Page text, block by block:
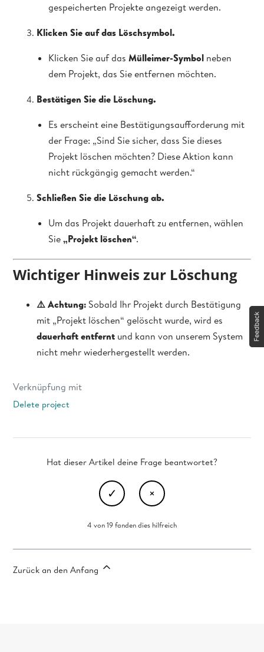
gespeicherten Projekte angezeigt werden.
Klicken Sie auf das Löschsymbol.
Klicken Sie auf dasMülleimer-Symbol neben
dem Projekt, das Sie entfernen möchten.
Bestätigen Sie die Löschung.
Es erscheint eine Bestätigungsaufforderung mit
der Frage: „Sind Sie sicher, dass Sie dieses
Projekt löschen möchten? Diese Aktion kann
nicht rückgängig gemacht werden.“
Schließen Sie die Löschung ab.
Um das Projekt dauerhaft zu entfernen, wählen
Sie„Projekt löschen“.
Wichtiger Hinweis zur Löschung
⚠️ Achtung: Sobald Ihr Projekt durch Bestätigung
mit „Projekt löschen“ gelöscht wurde, wird es
dauerhaft entfernt und kann von unserem System
nicht mehr wiederhergestellt werden.
Verknüpfung mit
Delete project
Hat dieser Artikel deine Frage beantwortet?
4 von 19 fanden dies hilfreich
Zurück an den Anfang